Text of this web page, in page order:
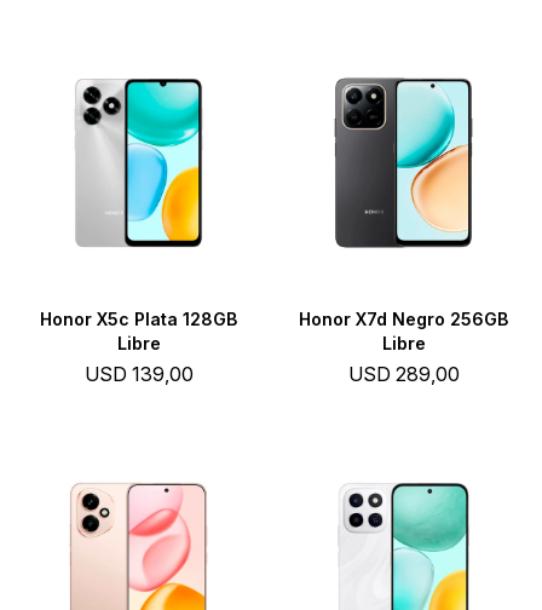
Honor X5c Plata 128GB
Libre
USD 139,00
Honor X7d Negro 256GB
Libre
USD 289,00